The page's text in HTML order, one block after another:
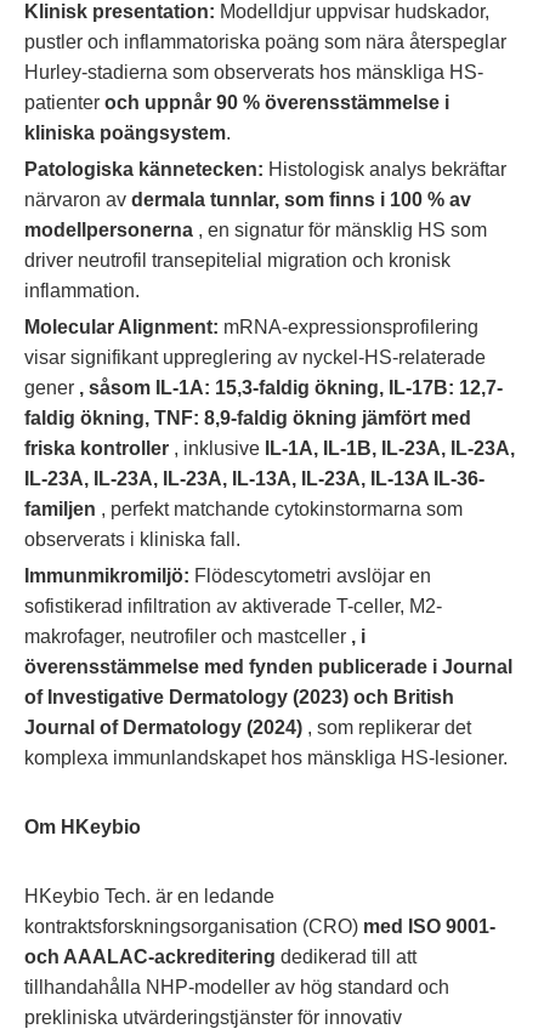
Klinisk presentation: Modelldjur uppvisar hudskador,
pustler och inflammatoriska poäng som nära återspeglar
Hurley-stadierna som observerats hos mänskliga HS-
patienter och uppnår 90 % överensstämmelse i
kliniska poängsystem.
Patologiska kännetecken: Histologisk analys bekräftar
närvaron av dermala tunnlar, som finns i 100 % av
modellpersonerna , en signatur för mänsklig HS som
driver neutrofil transepitelial migration och kronisk
inflammation.
Molecular Alignment: mRNA-expressionsprofilering
visar signifikant uppreglering av nyckel-HS-relaterade
gener , såsom IL-1A: 15,3-faldig ökning, IL-17B: 12,7-
faldig ökning, TNF: 8,9-faldig ökning jämfört med
friska kontroller , inklusive
IL-1A, IL-1B, IL-23A, IL-23A,
IL-23A, IL-23A, IL-23A, IL-13A, IL-23A, IL-13A IL-36-
familjen , perfekt matchande cytokinstormarna som
observerats i kliniska fall.
Immunmikromiljö: Flödescytometri avslöjar en
sofistikerad infiltration av aktiverade T-celler, M2-
makrofager, neutrofiler och mastceller , i
överensstämmelse med fynden publicerade i Journal
of Investigative Dermatology (2023) och British
Journal of Dermatology (2024) , som replikerar det
komplexa immunlandskapet hos mänskliga HS-lesioner.
Om HKeybio
HKeybio Tech. är en ledande
kontraktsforskningsorganisation (CRO) med ISO 9001-
och AAALAC-ackreditering dedikerad till att
tillhandahålla NHP-modeller av hög standard och
prekliniska utvärderingstjänster för innovativ